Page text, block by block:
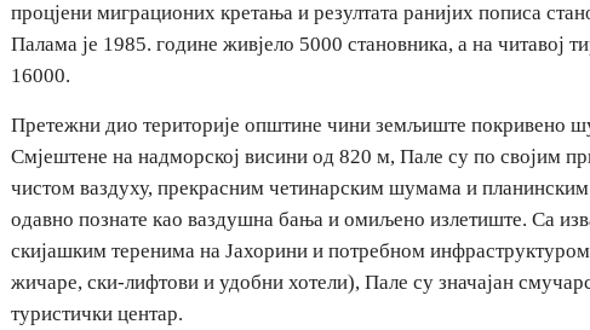
процјени миграционих кретања и резултата ранијих пописа
Палама је 1985. године живјело 5000 становника, а на читавој
16000.
Претежни дио територије општине чини земљиште покривено
Смјештене на надморској висини од 820 м, Пале су по својим
чистом ваздуху, прекрасним четинарским шумама и
одавно познате као ваздушна бања и омиљено излетиште. Са
скијашким теренима на Јахорини и потребном
жичаре, ски-лифтови и удобни хотели), Пале су значајан
туристички центар.